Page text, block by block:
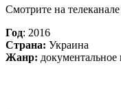
Смотрите на
Год: 2016
Страна: Украина
Жанр: документальное